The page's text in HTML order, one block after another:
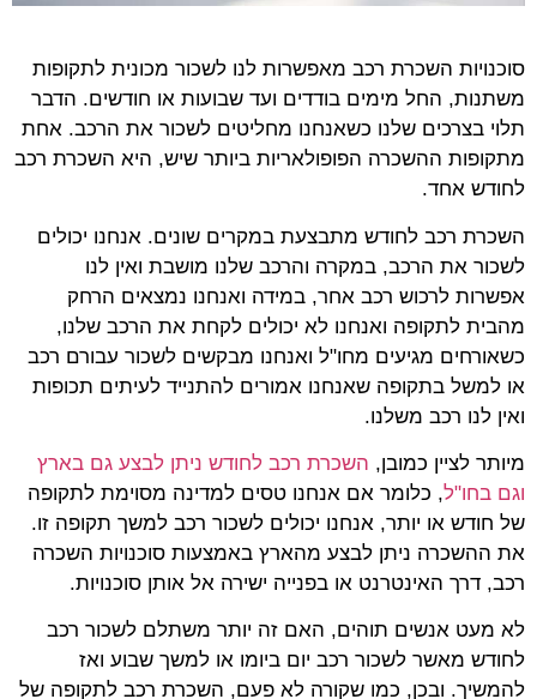
סוכנויות השכרת רכב מאפשרות לנו לשכור מכונית לתקופות
משתנות, החל מימים בודדים ועד שבועות או חודשים. הדבר
תלוי בצרכים שלנו כשאנחנו מחליטים לשכור את הרכב. אחת
מתקופות ההשכרה הפופולאריות ביותר שיש, היא השכרת רכב
לחודש אחד.
השכרת רכב לחודש מתבצעת במקרים שונים. אנחנו יכולים
לשכור את הרכב, במקרה והרכב שלנו מושבת ואין לנו
אפשרות לרכוש רכב אחר, במידה ואנחנו נמצאים הרחק
מהבית לתקופה ואנחנו לא יכולים לקחת את הרכב שלנו,
כשאורחים מגיעים מחו"ל ואנחנו מבקשים לשכור עבורם רכב
או למשל בתקופה שאנחנו אמורים להתנייד לעיתים תכופות
ואין לנו רכב משלנו.
מיותר לציין כמובן, השכרת רכב לחודש ניתן לבצע גם בארץ
וגם בחו"ל, כלומר אם אנחנו טסים למדינה מסוימת לתקופה
של חודש או יותר, אנחנו יכולים לשכור רכב למשך תקופה זו.
את ההשכרה ניתן לבצע מהארץ באמצעות סוכנויות השכרה
רכב, דרך האינטרנט או בפנייה ישירה אל אותן סוכנויות.
לא מעט אנשים תוהים, האם זה יותר משתלם לשכור רכב
לחודש מאשר לשכור רכב יום ביומו או למשך שבוע ואז
להמשיך. ובכן, כמו שקורה לא פעם, השכרת רכב לתקופה של